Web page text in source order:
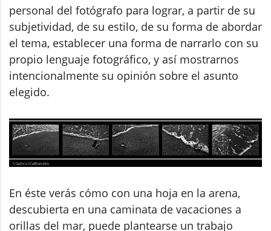
personal del fotógrafo para lograr, a partir de su
subjetividad, de su estilo, de su forma de abordar
el tema, establecer una forma de narrarlo con su
propio lenguaje fotográfico, y así mostrarnos
intencionalmente su opinión sobre el asunto
elegido.
En éste verás cómo con una hoja en la arena,
descubierta en una caminata de vacaciones a
orillas del mar, puede plantearse un trabajo